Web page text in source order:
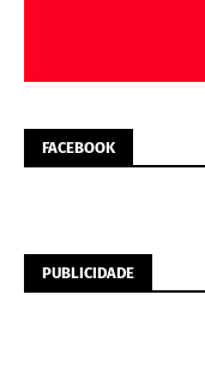
FACEBOOK
PUBLICIDADE